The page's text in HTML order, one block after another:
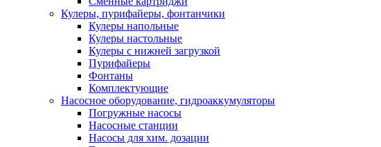
Кулеры, пурифайеры, фонтанчики
Кулеры напольные
Кулеры настольные
Кулеры с нижней загрузкой
Пурифайеры
Фонтаны
Комплектующие
Насосное оборудование, гидроаккумуляторы
Погружные насосы
Насосные станции
Насосы для хим. дозации